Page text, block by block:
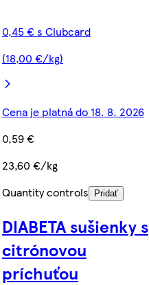
0,45 € s Clubcard
(18,00 €/kg)
Cena je platná do 18. 8. 2026
0,59 €
23,60 €/kg
Quantity controls
Pridať
DIABETA sušienky s
citrónovou
príchuťou